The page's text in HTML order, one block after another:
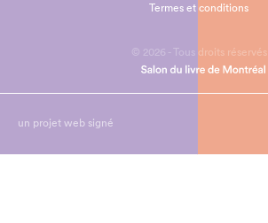
© 2026 - Tous droits réservés
Termes et conditions
un projet web signé